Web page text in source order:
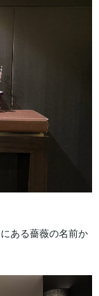
ある薔薇の名前か